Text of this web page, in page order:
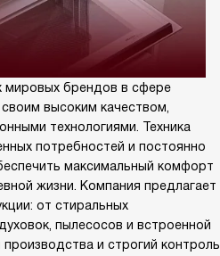
мировых брендов в сфере
высоким качеством,
технологиями. Техника
потребностей и постоянно
максимальный комфорт
жизни. Компания предлагает
от стиральных
пылесосов и встроенной
и строгий контроль